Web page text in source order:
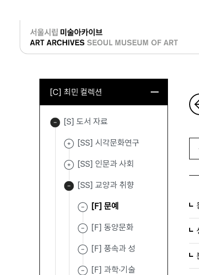
로그인
[C] 최민 컬렉션
[S] 도서 자료
[SS] 시각문화연구
[SS] 인문과 사회
[SS] 교양과 취향
[F] 문예
[F] 동양문화
[F] 풍속과 성
[F] 과학·기술